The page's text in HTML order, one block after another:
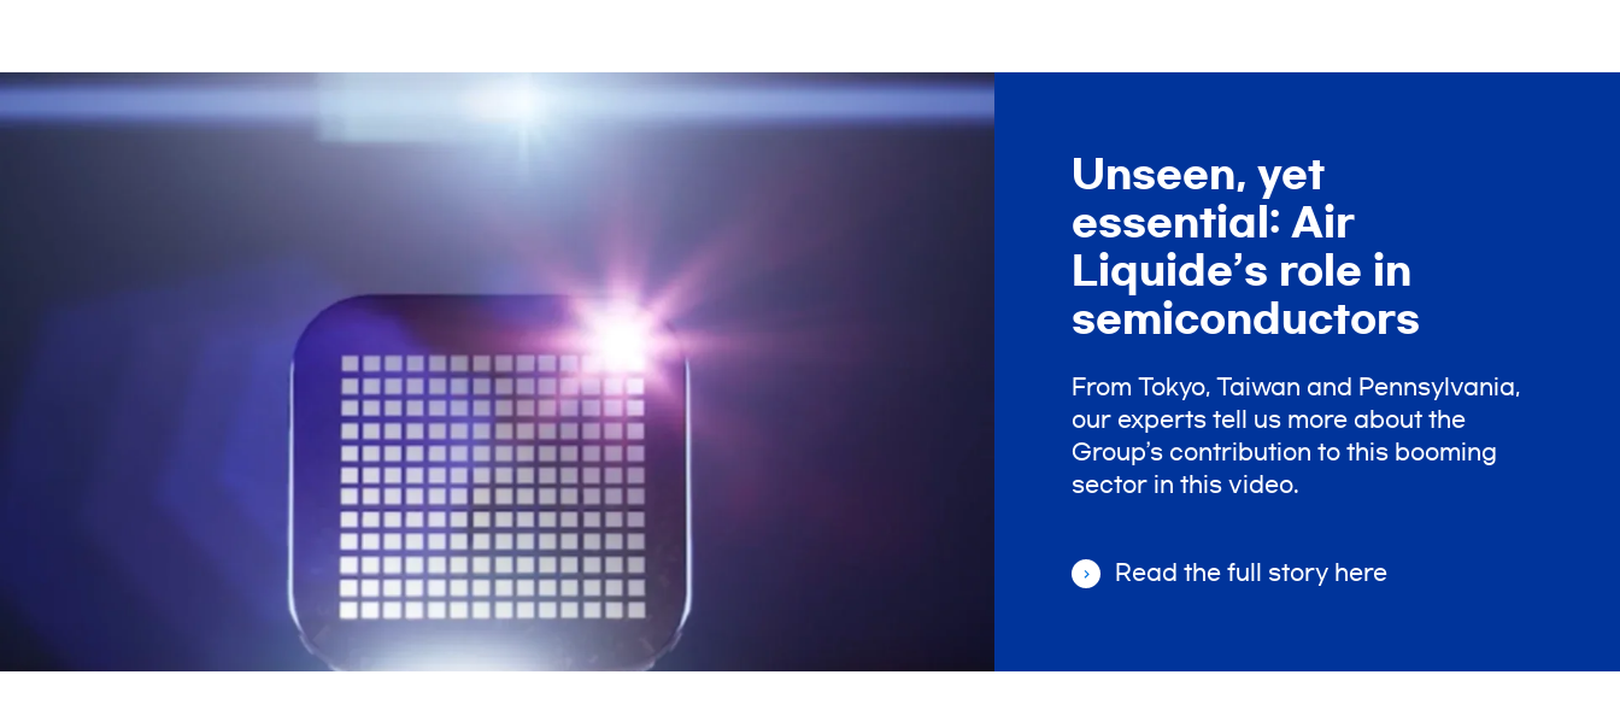
this
section
Unseen, yet
essential: Air
Liquide’s role in
semiconductors
From Tokyo, Taiwan and Pennsylvania,
our experts tell us more about the
Group’s contribution to this booming
sector in this video.
Read the full story here